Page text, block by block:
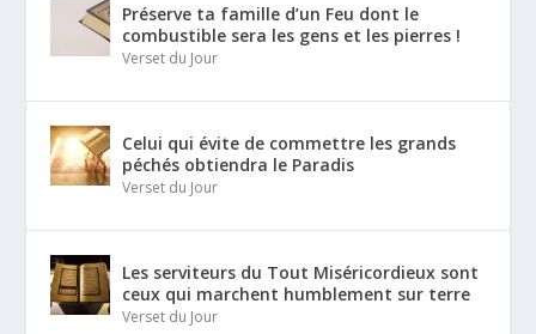
Préserve ta famille d’un Feu dont le
combustible sera les gens et les pierres !
Verset du Jour
Celui qui évite de commettre les grands
péchés obtiendra le Paradis
Verset du Jour
Les serviteurs du Tout Miséricordieux sont
ceux qui marchent humblement sur terre
Verset du Jour